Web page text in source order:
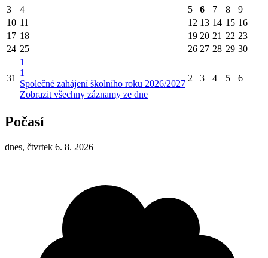
3
4 5 6 7 8
9
10 11 12 13 14 15 16
17 18 19 20 21 22 23
24 25 26 27 28 29 30
31
1
1
Společné zahájení školního roku 2026/2027
Zobrazit všechny záznamy ze dne
2 3 4 5 6
Počasí
dnes, čtvrtek 6. 8. 2026